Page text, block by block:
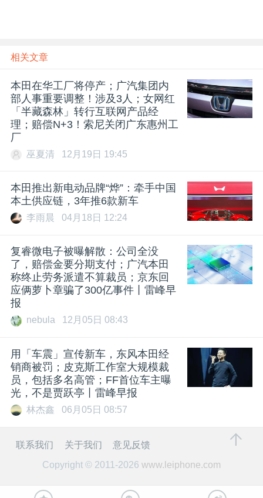
相关文章
本田在华工厂将停产；广汽集团内
部人事重要调整！涉及3人；女网红
「半藏森林」转行互联网产品经
理；赔偿N+3！索尼关闭广东惠州工
厂
巫夏清 12月19日 19:45
本田推出新电动品牌“烨”：牵手中国
本土供应链，3年推6款新车
李雨晨 04月18日 12:24
复睿微电子被曝解散：公司全没
了，赔偿金要分期支付；广汽本田
称终止劳务派遣不算裁员；京东回
应俩萝卜章骗了300亿事件丨雷峰早
报
nebula 12月05日 08:43
用「车震」宣传新车，东风本田经
销商被罚；皮克斯工作室大规模裁
员，包括多名高管；FF首位车主曝
光，不是贾跃亭丨雷峰早报
林杰鑫 06月05日 08:57
联系我们 关于我们
意见反馈
Copyright © 2011-2026 www.leiphone.com